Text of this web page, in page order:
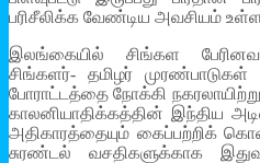
பரிசீலிக்க வேண்டிய அவசியம்
இலங்கையில் சிங்கள
சிங்களர்- தமிழர்
போராட்டத்தை நோக்கி
காலனியாதிக்கத்தின் இந்திய
அதிகாரத்தையும் கைப்பற்றிக்
சுரண்டல் வசதிகளுக்காக